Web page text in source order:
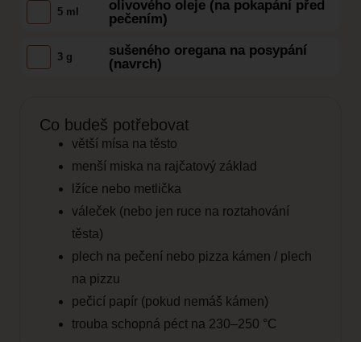
5 ml
olivového oleje (na pokapání před
pečením)
3 g
sušeného oregana na posypání
(navrch)
Co budeš potřebovat
větší mísa na těsto
menší miska na rajčatový základ
lžíce nebo metlička
váleček (nebo jen ruce na roztahování
těsta)
plech na pečení nebo pizza kámen / plech
na pizzu
pečicí papír (pokud nemáš kámen)
trouba schopná péct na 230–250 °C